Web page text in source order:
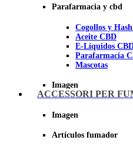
Parafarmacia y cbd
Cogollos y
Aceite CBD
E-Líquidos
Parafarmacia
Mascotas
Imagen
ACCESSORI PER
Imagen
Artículos fumador